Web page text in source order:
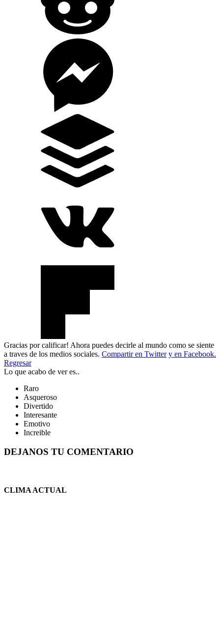
Gracias por calificar! Ahora puedes decirle al mundo como se siente
a traves de los medios sociales. Compartir en Twitter y en Facebook.
Regresar
Lo que acabo de ver es..
Raro
Asqueroso
Divertido
Interesante
Emotivo
Increible
DEJANOS TU COMENTARIO
CLIMA ACTUAL